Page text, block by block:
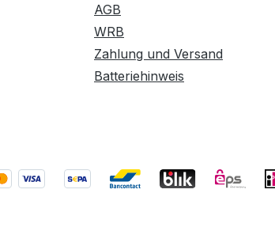
AGB
WRB
Zahlung und Versand
Batteriehinweis